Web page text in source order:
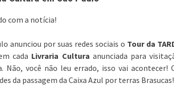
com a notícia!
anunciou por suas redes sociais o Tour da
cada Livraria Cultura anunciada para
você não leu errado, isso vai acontecer!
da passagem da Caixa Azul por terras Brasucas!